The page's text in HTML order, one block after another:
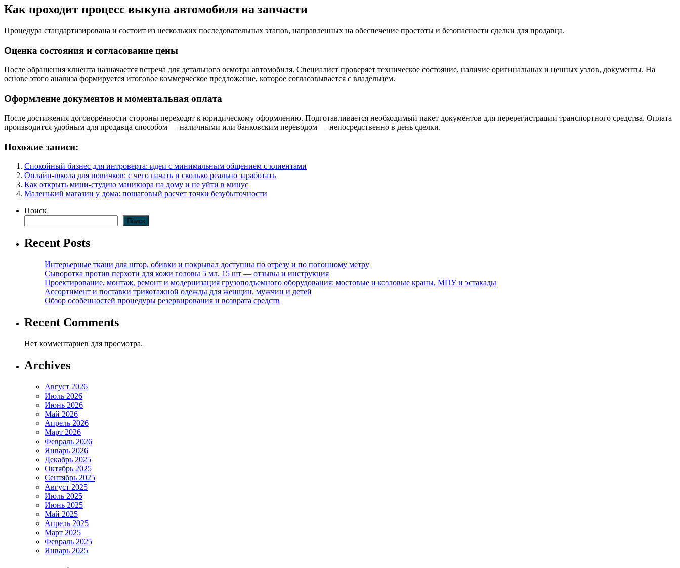
Как проходит процесс выкупа автомобиля на запчасти
Процедура стандартизирована и состоит из нескольких последовательных этапов, направленных на обеспечение простоты и безопасности сделки для продавца.
Оценка состояния и согласование цены
После обращения клиента назначается встреча для детального осмотра автомобиля. Специалист проверяет техническое состояние, наличие оригинальных и ценных узлов, документы. На
основе этого анализа формируется итоговое коммерческое предложение, которое согласовывается с владельцем.
Оформление документов и моментальная оплата
После достижения договорённости стороны переходят к юридическому оформлению. Подготавливается необходимый пакет документов для перерегистрации транспортного средства. Оплата
производится удобным для продавца способом — наличными или банковским переводом — непосредственно в день сделки.
Похожие записи:
Спокойный бизнес для интроверта: идеи с минимальным общением с клиентами
Онлайн-школа для новичков: с чего начать и сколько реально заработать
Как открыть мини-студию маникюра на дому и не уйти в минус
Маленький магазин у дома: пошаговый расчет точки безубыточности
Поиск
Поиск
Recent Posts
Интерьерные ткани для штор, обивки и покрывал доступны по отрезу и по погонному метру
Сыворотка против перхоти для кожи головы 5 мл, 15 шт — отзывы и инструкция
Проектирование, монтаж, ремонт и модернизация грузоподъемного оборудования: мостовые и козловые краны, МПУ и эстакады
Ассортимент и поставки трикотажной одежды для женщин, мужчин и детей
Обзор особенностей процедуры резервирования и возврата средств
Recent Comments
Нет комментариев для просмотра.
Archives
Август 2026
Июль 2026
Июнь 2026
Май 2026
Апрель 2026
Март 2026
Февраль 2026
Январь 2026
Декабрь 2025
Октябрь 2025
Сентябрь 2025
Август 2025
Июль 2025
Июнь 2025
Май 2025
Апрель 2025
Март 2025
Февраль 2025
Январь 2025